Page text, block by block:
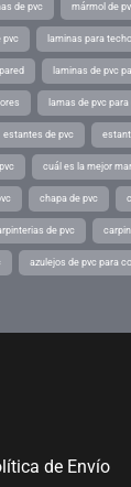
de pvc mármol de
pvc laminas para
laminas de pvc
lamas de pvc
estantes de pvc
cuál es la mejor
chapa de pvc
de pvc
azulejos de pvc para
de Envío